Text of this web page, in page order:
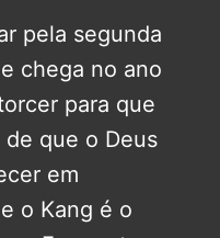
pela segunda
chega no ano
para que
de que o Deus
em
o Kang é o